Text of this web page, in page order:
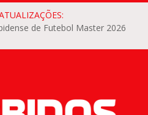
de Futebol Master 2026